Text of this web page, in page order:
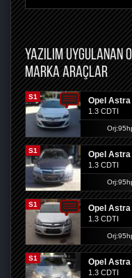
YAZILIM UYGULANAN
MARKA ARAÇLAR
S1 Opel Astra
1.3 CDTI
S1 Opel Astra
1.3 CDTI
S1 Opel Astra
1.3 CDTI
S1 Opel Astra
1.3 CDTI